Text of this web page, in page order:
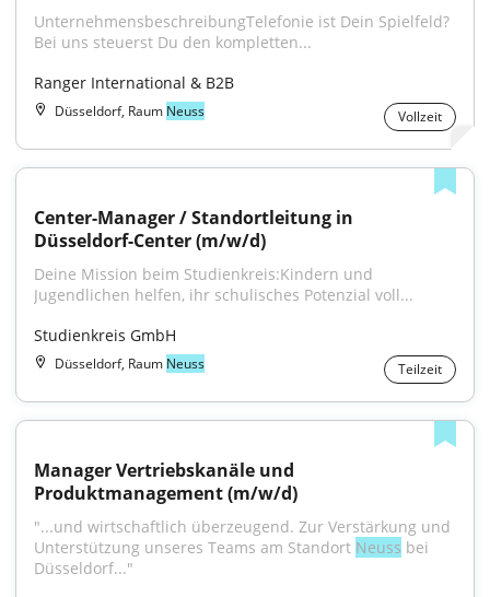
UnternehmensbeschreibungTelefonie ist Dein Spielfeld?
Bei uns steuerst Du den kompletten...
Ranger International & B2B
Düsseldorf, Raum Neuss Vollzeit
Center-Manager / Standortleitung in
Düsseldorf-Center (m/w/d)
Deine Mission beim Studienkreis:Kindern und
Jugendlichen helfen, ihr schulisches Potenzial voll...
Studienkreis GmbH
Düsseldorf, Raum Neuss Teilzeit
Manager Vertriebskanäle und
Produktmanagement (m/w/d)
"...und wirtschaftlich überzeugend. Zur Verstärkung und
Unterstützung unseres Teams am Standort Neuss bei
Düsseldorf..."